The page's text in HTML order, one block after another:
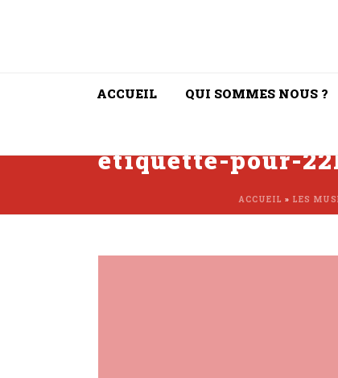
ACCUEIL QUI SOMMES NOUS ?
etiquette-pour-
ACCUEIL » LES